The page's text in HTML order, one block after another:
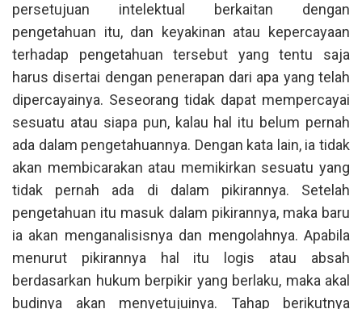
persetujuan intelektual berkaitan dengan
pengetahuan itu, dan keyakinan atau kepercayaan
terhadap pengetahuan tersebut yang tentu saja
harus disertai dengan penerapan dari apa yang telah
dipercayainya. Seseorang tidak dapat mempercayai
sesuatu atau siapa pun, kalau hal itu belum pernah
ada dalam pengetahuannya. Dengan kata lain, ia tidak
akan membicarakan atau memikirkan sesuatu yang
tidak pernah ada di dalam pikirannya. Setelah
pengetahuan itu masuk dalam pikirannya, maka baru
ia akan menganalisisnya dan mengolahnya. Apabila
menurut pikirannya hal itu logis atau absah
berdasarkan hukum berpikir yang berlaku, maka akal
budinya akan menyetujuinya. Tahap berikutnya